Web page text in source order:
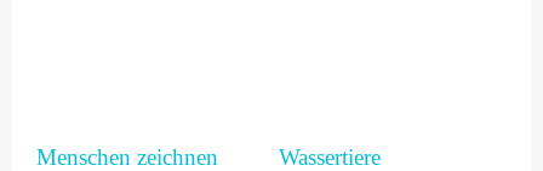
Menschen zeichnen Wassertiere